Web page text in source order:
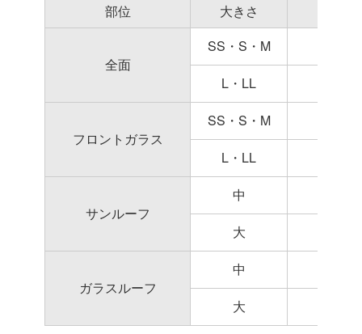
部位 大きさ
全面
SS・S・M
L・LL
フロントガラス
SS・S・M
L・LL
サンルーフ
中
大
ガラスルーフ
中
大